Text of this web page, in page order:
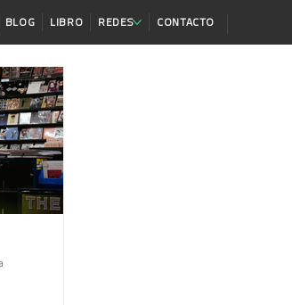
BLOG LIBRO REDES CONTACTO